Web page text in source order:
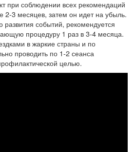
при соблюдении всех рекомендаций
2-3 месяцев, затем он идет на убыль.
развития событий, рекомендуется
процедуру 1 раз в 3-4 месяца.
в жаркие страны и по
проводить по 1-2 сеанса
целью.